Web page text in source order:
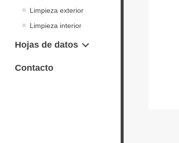
Limpieza exterior
Limpieza interior
Hojas de datos
Ficha de datos de seguridad
Contacto